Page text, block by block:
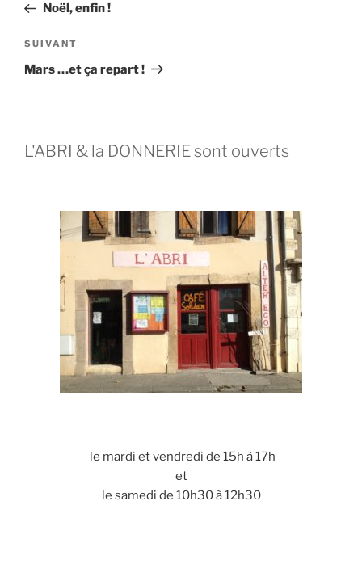
Noël, enfin !
SUIVANT
Mars …et ça repart !
L'ABRI & la DONNERIE sont ouverts
le mardi et vendredi de 15h à 17h
et
le samedi de 10h30 à 12h30